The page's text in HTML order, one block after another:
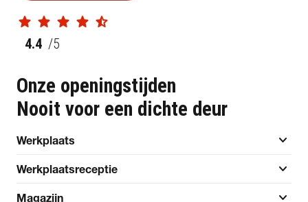
star star star star star_half
4.4 /5
Onze openingstijden
Nooit voor een dichte deur
Werkplaats expand_more
Werkplaatsreceptie expand_more
Magazijn expand_more